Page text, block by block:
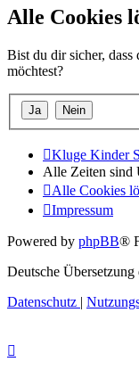
Alle Cookies
Bist du dir sicher, dass
möchtest?
Kluge Kinder
Alle Zeiten sind
Alle Cookies
Impressum
Powered by phpBB®
Deutsche Übersetzung
Datenschutz |